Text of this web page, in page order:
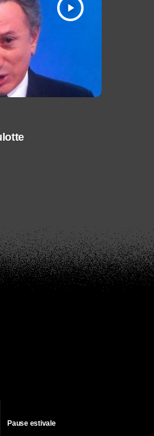
play_arrow
Pause estivale